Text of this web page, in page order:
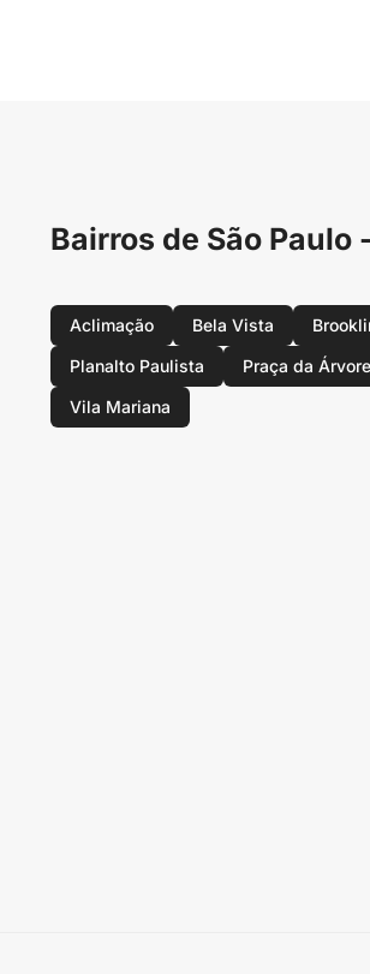
Bairros de São Paulo
Aclimação Bela Vista
Planalto Paulista
Praça da Árvore
Vila Mariana